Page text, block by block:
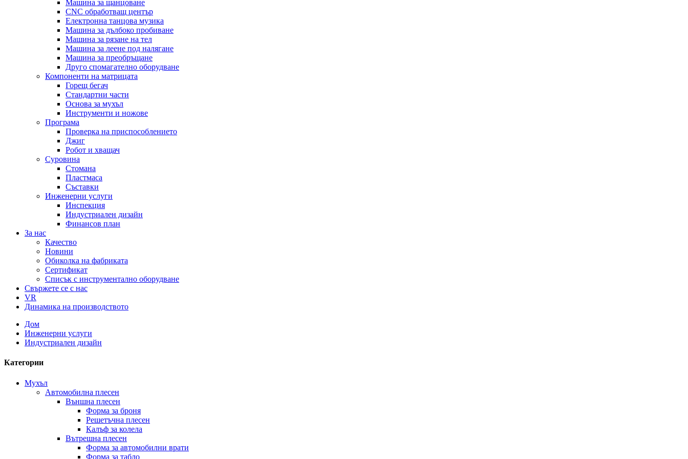
Машина за щанцоване
CNC обработващ център
Електронна танцова музика
Машина за дълбоко пробиване
Машина за рязане на тел
Машина за леене под налягане
Машина за преобръщане
Друго спомагателно оборудване
Компоненти на матрицата
Горещ бегач
Стандартни части
Основа за мухъл
Инструменти и ножове
Програма
Проверка на приспособлението
Джиг
Робот и хващач
Суровина
Стомана
Пластмаса
Съставки
Инженерни услуги
Инспекция
Индустриален дизайн
Финансов план
За нас
Качество
Новини
Обиколка на фабриката
Сертификат
Списък с инструментално оборудване
Свържете се с нас
VR
Динамика на производството
Дом
Инженерни услуги
Индустриален дизайн
Категории
Мухъл
Автомобилна плесен
Външна плесен
Форма за броня
Решетъчна плесен
Калъф за колела
Вътрешна плесен
Форма за автомобилни врати
Форма за табло